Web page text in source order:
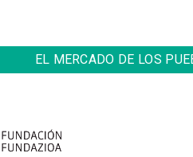
EL MERCADO DE LOS